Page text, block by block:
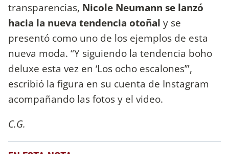
transparencias, Nicole Neumann se lanzó
hacia la nueva tendencia otoñal y se
presentó como uno de los ejemplos de esta
nueva moda. “Y siguiendo la tendencia boho
deluxe esta vez en ‘Los ocho escalones’”,
escribió la figura en su cuenta de Instagram
acompañando las fotos y el video.
C.G.